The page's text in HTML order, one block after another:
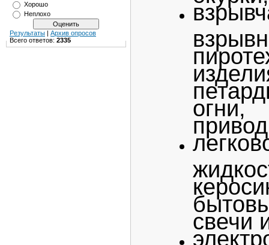
Хорошо
Неплохо
Результаты | Архив опросов
Всего ответов: 2335
свечи